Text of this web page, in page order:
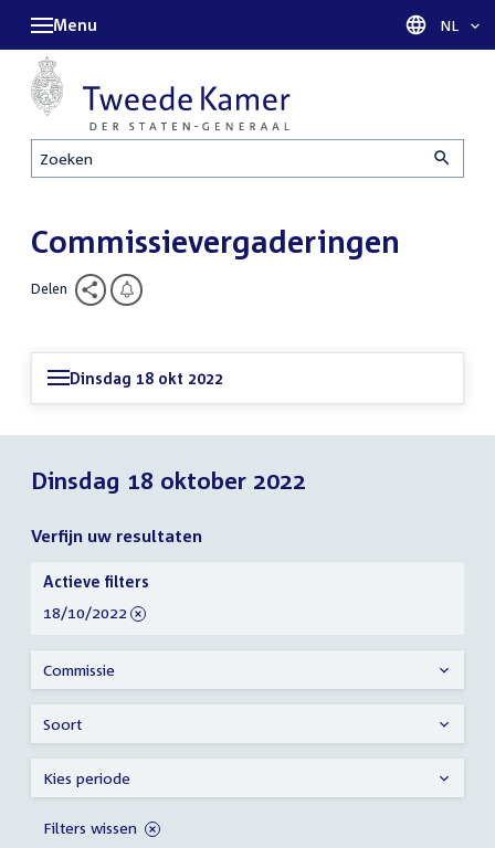
Zoeken
Menu Taal
NL
Commissievergaderingen
Delen
Dinsdag 18 okt 2022
Dinsdag 18 oktober 2022
Verfijn uw resultaten
Verfijn
uw
resultaten
Actieve filters
verwijder
18/10/2022
Commissie
Soort
Kies periode
Filters wissen